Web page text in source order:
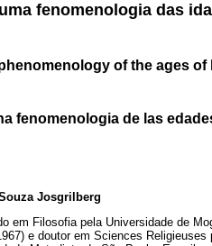
fenomenologia das
of the ages of
fenomenologia de las
Josgrilberg
em Filosofia pela Universidade de
e doutor em Sciences